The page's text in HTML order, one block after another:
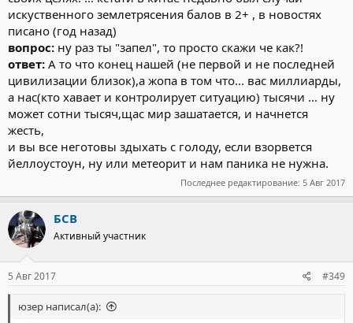
искуственного землетрясения балов в 2+ , в новостях
писано (год назад)
вопрос: ну раз ты "запел", то просто скажи че как?!
ответ: А то что конец нашей (не первой и не последней
цивилизации близок),а жопа в том что... вас миллиарды,
а нас(кто хавает и контролирует ситуацию) тысячи ... ну
может сотни тысяч,щас мир зашатается, и начнется
жесть,
и вы все неготовы здыхать с голоду, если взорвется
йеллоустоун, ну или метеорит и нам паника не нужна.
Последнее редактирование: 5 Авг 2017
БСВ
Активный участник
5 Авг 2017 #349
юзер написал(а):